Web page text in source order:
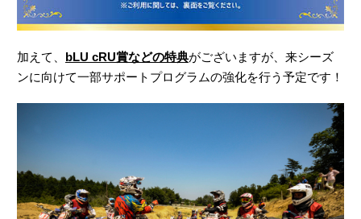
加えて、 bLU cRU賞などの特典がございますが、来シーズ
ンに向けて一部サポートプログラムの強化を行う予定です！